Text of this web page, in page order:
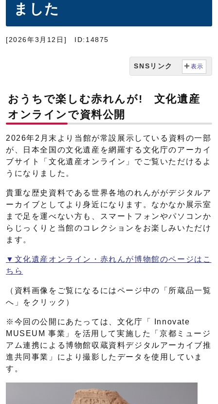
ました
[2026年3月12日] ID:14875
SNSリンク 表示
おうちで楽しむ赤れんが! 文化遺産
オンラインで資料公開
2026年2月末より当館が常設展示している資料の一部
が、日本全国の文化遺産を網羅する文化庁のアーカイ
ブサイト「文化遺産オンライン」でご覧いただけるよ
うになりました。
貴重な歴史資料である世界各地のれんががデジタルア
ーカイブとしてより身近になります。なかなか展示室
まで足を運べない方も、スマートフォンやパソコンか
らじっくりと当館のコレクションをお楽しみいただけ
ます。
▼文化遺産オンライン・赤れんが博物館のページはこ
ちら
（資料画像をご覧になるにはページ中の「所蔵品一覧
へ」をクリック）
※今回の公開にあたっては、文化庁「 Innovate
MUSEUM 事業」を活用して実施した「京都ミュージ
アム連携による博物館収蔵資料デジタルアーカイブ推
進共同事業」により撮影したデータを使用していま
す。